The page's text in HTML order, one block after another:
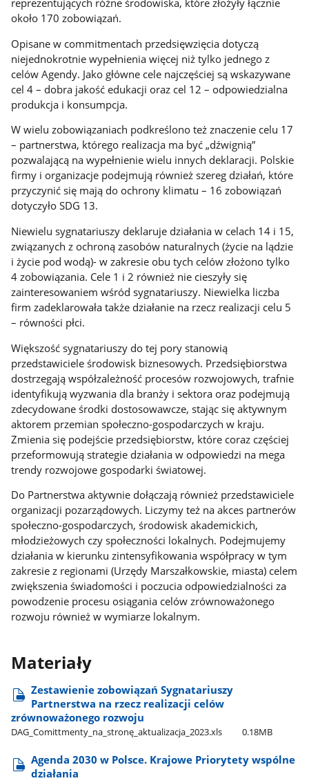
reprezentujących różne środowiska, które złożyły łącznie
około 170 zobowiązań.
Opisane w commitmentach przedsięwzięcia dotyczą
niejednokrotnie wypełnienia więcej niż tylko jednego z
celów Agendy. Jako główne cele najczęściej są wskazywane
cel 4 – dobra jakość edukacji oraz cel 12 – odpowiedzialna
produkcja i konsumpcja.
W wielu zobowiązaniach podkreślono też znaczenie celu 17
– partnerstwa, którego realizacja ma być „dźwignią”
pozwalającą na wypełnienie wielu innych deklaracji. Polskie
firmy i organizacje podejmują również szereg działań, które
przyczynić się mają do ochrony klimatu – 16 zobowiązań
dotyczyło SDG 13.
Niewielu sygnatariuszy deklaruje działania w celach 14 i 15,
związanych z ochroną zasobów naturalnych (życie na lądzie
i życie pod wodą)- w zakresie obu tych celów złożono tylko
4 zobowiązania. Cele 1 i 2 również nie cieszyły się
zainteresowaniem wśród sygnatariuszy. Niewielka liczba
firm zadeklarowała także działanie na rzecz realizacji celu 5
– równości płci.
Większość sygnatariuszy do tej pory stanowią
przedstawiciele środowisk biznesowych. Przedsiębiorstwa
dostrzegają współzależność procesów rozwojowych, trafnie
identyfikują wyzwania dla branży i sektora oraz podejmują
zdecydowane środki dostosowawcze, stając się aktywnym
aktorem przemian społeczno-gospodarczych w kraju.
Zmienia się podejście przedsiębiorstw, które coraz częściej
przeformowują strategie działania w odpowiedzi na mega
trendy rozwojowe gospodarki światowej.
Do Partnerstwa aktywnie dołączają również przedstawiciele
organizacji pozarządowych. Liczymy też na akces partnerów
społeczno-gospodarczych, środowisk akademickich,
młodzieżowych czy społeczności lokalnych. Podejmujemy
działania w kierunku zintensyfikowania współpracy w tym
zakresie z regionami (Urzędy Marszałkowskie, miasta) celem
zwiększenia świadomości i poczucia odpowiedzialności za
powodzenie procesu osiągania celów zrównoważonego
rozwoju również w wymiarze lokalnym.
Materiały
Zestawienie zobowiązań Sygnatariuszy
Partnerstwa na rzecz realizacji celów
zrównoważonego rozwoju
DAG​_Comittmenty​_na​_stronę​_aktualizacja​_2023.xls 0.18MB
Agenda 2030 w Polsce. Krajowe Priorytety wspólne
działania